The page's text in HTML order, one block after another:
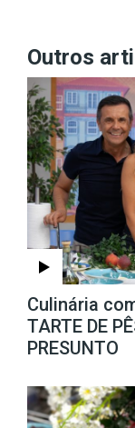
Outros
Culinária
TARTE DE
PRESUNTO